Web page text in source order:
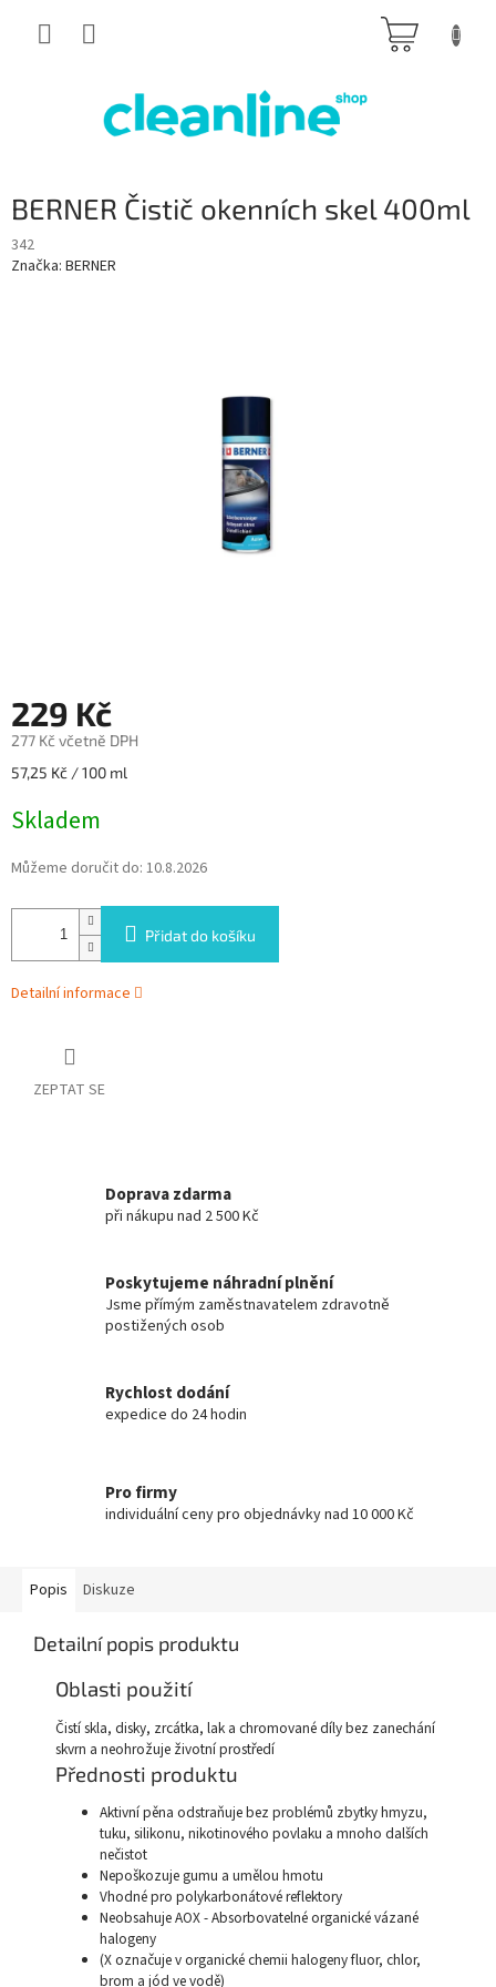
BERNER Čistič okenních skel 400ml
342
Značka: BERNER
229 Kč
277 Kč včetně DPH
Měrná
57,25 Kč / 100 ml
Skladem
Můžeme doručit do: 10.8.2026
Přidat do košíku
Detailní informace
ZEPTAT SE
Doprava zdarma
při nákupu nad 2 500 Kč
Poskytujeme náhradní plnění
Jsme přímým zaměstnavatelem zdravotně
postižených osob
Rychlost dodání
expedice do 24 hodin
Pro firmy
individuální ceny pro objednávky nad 10 000 Kč
Popis Diskuze
Detailní popis produktu
Oblasti použití
Čistí skla, disky, zrcátka, lak a chromované díly bez zanechání
skvrn a neohrožuje životní prostředí
Přednosti produktu
Aktivní pěna odstraňuje bez problémů zbytky hmyzu,
tuku, silikonu, nikotinového povlaku a mnoho dalších
nečistot
Nepoškozuje gumu a umělou hmotu
Vhodné pro polykarbonátové reflektory
Neobsahuje AOX - Absorbovatelné organické vázané
halogeny
(X označuje v organické chemii halogeny fluor, chlor,
brom a jód ve vodě)